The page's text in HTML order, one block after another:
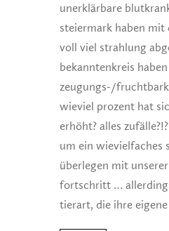
unerklärbare
steiermark haben mit
voll viel strahlung
bekanntenkreis
zeugungs-/
wieviel prozent hat
erhöht? alles
um ein wievielfaches
überlegen mit
fortschritt …
tierart, die ihre